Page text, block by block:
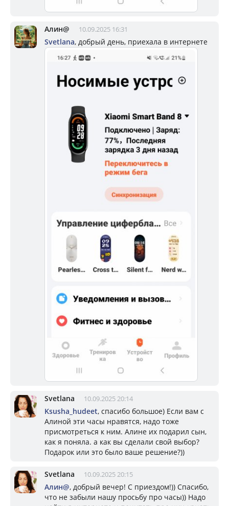
Алин@ 10.09.2025 16:31
Svetlana, добрый день, приехала в интернете
Svetlana 10.09.2025 20:14
Ksusha_hudeet, спасибо большое) Если вам с
Алиной эти часы нравятся, надо тоже
присмотреться к ним. Алине их подарил сын,
как я поняла. а как вы сделали свой выбор?
Подарок или это было ваше решение?))
Svetlana 10.09.2025 20:15
Алин@, добрый вечер! С приездом!)) Спасибо,
что не забыли нашу просьбу про часы)) Надо